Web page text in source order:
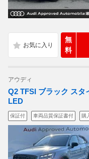
無
料
アウディ
Q2 TFSI ブラック ス
LED
保証付 車両品質保証書付 購